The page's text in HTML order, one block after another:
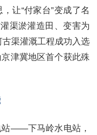
让“付家台”变成了名
渠淤灌造田、变害为
渠灌溉工程成功入选
津冀地区首个获此殊
站——下马岭水电站，